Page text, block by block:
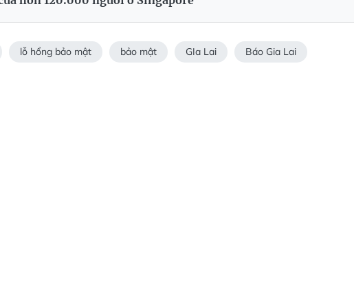
lỗ hổng bảo mật bảo mật GIa Lai Báo Gia Lai